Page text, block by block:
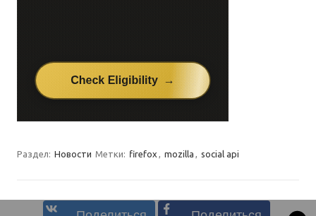
Раздел: Новости Метки: firefox , mozilla , social api